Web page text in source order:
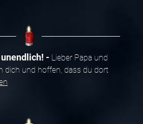
Lieber Papa und
dich und hoffen, dass du dort